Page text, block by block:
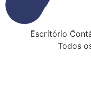
Escritório
Todos